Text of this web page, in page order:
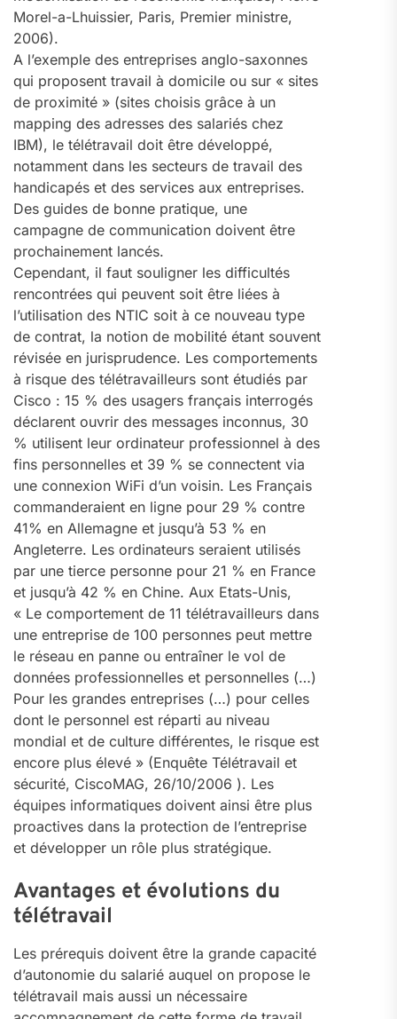
Morel-a-Lhuissier, Paris, Premier ministre,
2006).
A l’exemple des entreprises anglo-saxonnes
qui proposent travail à domicile ou sur « sites
de proximité » (sites choisis grâce à un
mapping des adresses des salariés chez
IBM), le télétravail doit être développé,
notamment dans les secteurs de travail des
handicapés et des services aux entreprises.
Des guides de bonne pratique, une
campagne de communication doivent être
prochainement lancés.
Cependant, il faut souligner les difficultés
rencontrées qui peuvent soit être liées à
l’utilisation des NTIC soit à ce nouveau type
de contrat, la notion de mobilité étant souvent
révisée en jurisprudence. Les comportements
à risque des télétravailleurs sont étudiés par
Cisco : 15 % des usagers français interrogés
déclarent ouvrir des messages inconnus, 30
% utilisent leur ordinateur professionnel à des
fins personnelles et 39 % se connectent via
une connexion WiFi d’un voisin. Les Français
commanderaient en ligne pour 29 % contre
41% en Allemagne et jusqu’à 53 % en
Angleterre. Les ordinateurs seraient utilisés
par une tierce personne pour 21 % en France
et jusqu’à 42 % en Chine. Aux Etats-Unis,
« Le comportement de 11 télétravailleurs dans
une entreprise de 100 personnes peut mettre
le réseau en panne ou entraîner le vol de
données professionnelles et personnelles (…)
Pour les grandes entreprises (…) pour celles
dont le personnel est réparti au niveau
mondial et de culture différentes, le risque est
encore plus élevé » (Enquête Télétravail et
sécurité, CiscoMAG, 26/10/2006 ). Les
équipes informatiques doivent ainsi être plus
proactives dans la protection de l’entreprise
et développer un rôle plus stratégique.
Avantages et évolutions du
télétravail
Les prérequis doivent être la grande capacité
d’autonomie du salarié auquel on propose le
télétravail mais aussi un nécessaire